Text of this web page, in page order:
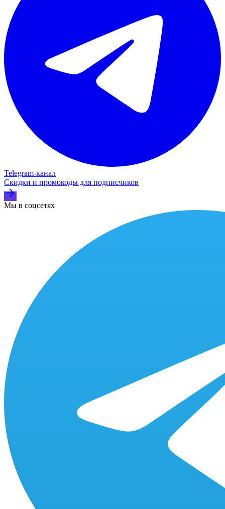
Telegram‑канал
Скидки и промокоды для подписчиков
Мы в соцсетях